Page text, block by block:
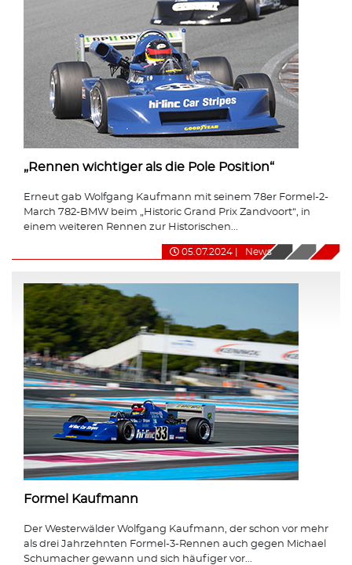
„Rennen wichtiger als die Pole Position“
Erneut gab Wolfgang Kaufmann mit seinem 78er Formel-2-
March 782-BMW beim „Historic Grand Prix Zandvoort“, in
einem weiteren Rennen zur Historischen...
05.07.2024 News
Formel Kaufmann
Der Westerwälder Wolfgang Kaufmann, der schon vor mehr
als drei Jahrzehnten Formel-3-Rennen auch gegen Michael
Schumacher gewann und sich häufiger vor...